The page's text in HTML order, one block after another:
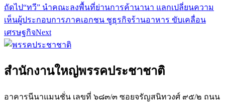
ถัดไป“ทวี” นำคณะลงพื้นที่ย่านการค้านานา แลกเปลี่ยนความ
เห็นผู้ประกอบการภาคเอกชน ชูธุรกิจร้านอาหาร ขับเคลื่อน
เศรษฐกิจNext
สำนักงานใหญ่พรรคประชาชาติ
อาคารนีนาแมนชั่น เลขที่ ๖๘๓/๓ ซอยจรัญสนิทวงศ์ ๙๕/๒ ถนน